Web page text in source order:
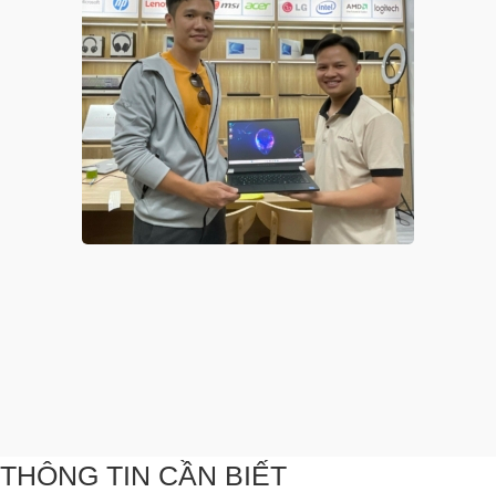
THÔNG TIN CẦN BIẾT